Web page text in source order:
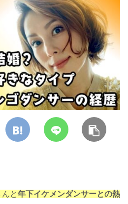
んと年下イケメンダンサーとの熱